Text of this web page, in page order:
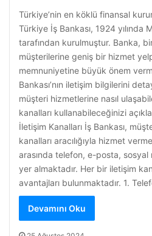
Türkiye’nin en köklü finansal
Türkiye İş Bankası, 1924 yılında
tarafından kurulmuştur. Banka,
müşterilerine geniş bir hizmet
memnuniyetine büyük önem
Bankası’nın iletişim bilgilerini
müşteri hizmetlerine nasıl
kanalları kullanabileceğinizi
İletişim Kanalları İş Bankası,
kanalları aracılığıyla hizmet
arasında telefon, e-posta,
yer almaktadır. Her bir iletişim
avantajları bulunmaktadır. 1.
Devamını Oku